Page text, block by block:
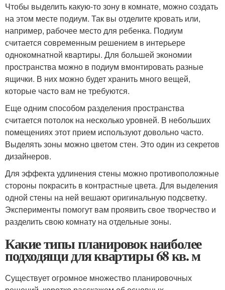
Чтобы выделить какую-то зону в комнате, можно создать
на этом месте подиум. Так вы отделите кровать или,
например, рабочее место для ребенка. Подиум
считается современным решением в интерьере
однокомнатной квартиры. Для большей экономии
пространства можно в подиум вмонтировать разные
ящички. В них можно будет хранить много вещей,
которые часто вам не требуются.
Еще одним способом разделения пространства
считается потолок на несколько уровней. В небольших
помещениях этот прием используют довольно часто.
Выделять зоны можно цветом стен. Это один из секретов
дизайнеров.
Для эффекта удлинения стены можно противоположные
стороны покрасить в контрастные цвета. Для выделения
одной стены на ней вешают оригинальную подсветку.
Эксперименты помогут вам проявить свое творчество и
разделить свою комнату на отдельные зоны.
Какие типы планировок наиболее
подходящи для квартиры 68 кв. м
Существует огромное множество планировочных